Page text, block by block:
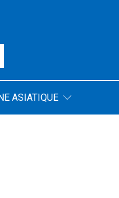
ASIATIQUE